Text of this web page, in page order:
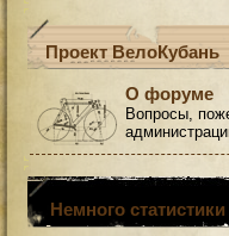
Проект ВелоКубань
О форуме
Вопросы,
Немного статистики